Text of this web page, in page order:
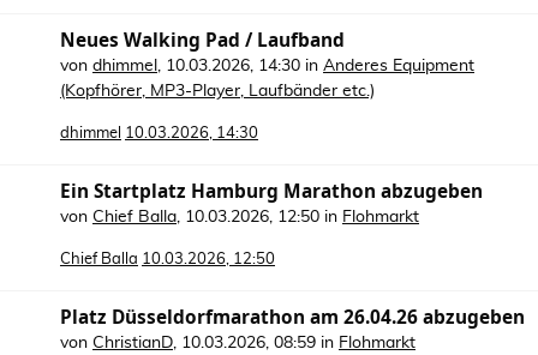
Neues Walking Pad / Laufband
von dhimmel , 10.03.2026, 14:30 in Anderes Equipment
(Kopfhörer, MP3-Player, Laufbänder etc.)
dhimmel 10.03.2026, 14:30
Ein Startplatz Hamburg Marathon abzugeben
von Chief Balla, 10.03.2026, 12:50 in Flohmarkt
Chief Balla 10.03.2026, 12:50
Platz Düsseldorfmarathon am 26.04.26 abzugeben
von ChristianD, 10.03.2026, 08:59 in Flohmarkt